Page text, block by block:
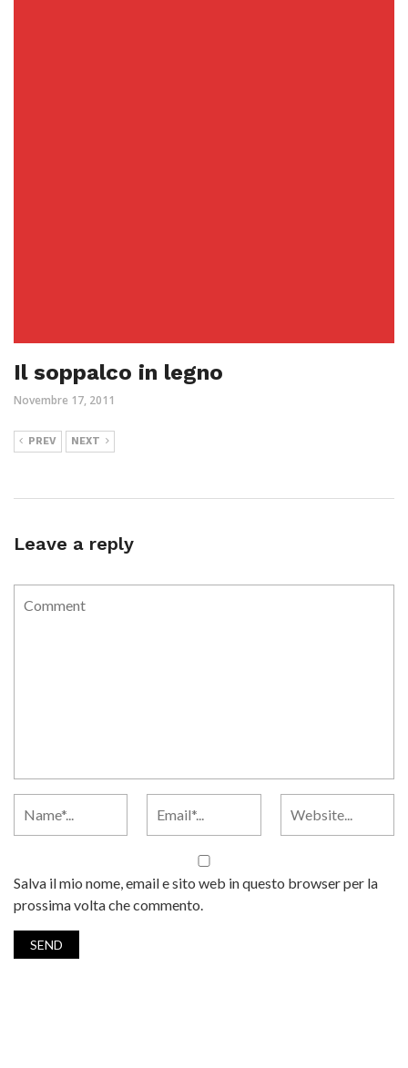
Il soppalco in legno
Novembre 17, 2011
PREV NEXT
Leave a reply
Salva il mio nome, email e sito web in questo browser per la
prossima volta che commento.